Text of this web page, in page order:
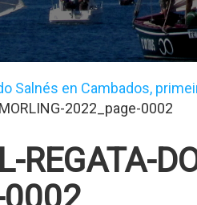
Salnés en Cambados,
2022_page-0002
REGATA-